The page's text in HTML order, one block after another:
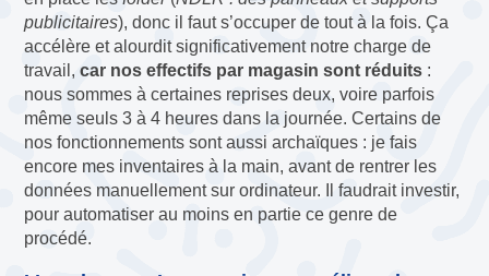
publicitaires), donc il faut s’occuper de tout à la fois. Ça
accélère et alourdit significativement notre charge de
travail,car nos effectifs par magasin sont réduits :
nous sommes à certaines reprises deux, voire parfois
même seuls 3 à 4 heures dans la journée. Certains de
nos fonctionnements sont aussi archaïques : je fais
encore mes inventaires à la main, avant de rentrer les
données manuellement sur ordinateur. Il faudrait investir,
pour automatiser au moins en partie ce genre de
procédé.